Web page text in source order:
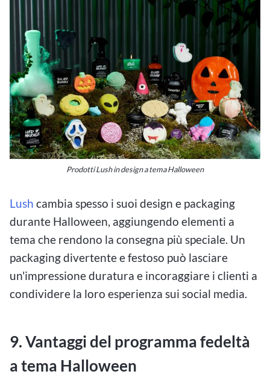
Prodotti Lush in design a tema Halloween
Lush cambia spesso i suoi design e packaging
durante Halloween, aggiungendo elementi a
tema che rendono la consegna più speciale. Un
packaging divertente e festoso può lasciare
un'impressione duratura e incoraggiare i clienti a
condividere la loro esperienza sui social media.
9. Vantaggi del programma fedeltà
a tema Halloween